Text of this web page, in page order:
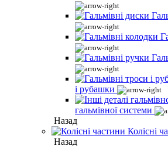
і рубашки
гальмівної системи
Назад
Колісні
Назад